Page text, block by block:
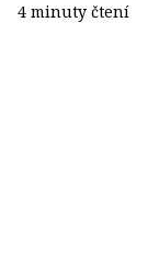
4 minuty čtení